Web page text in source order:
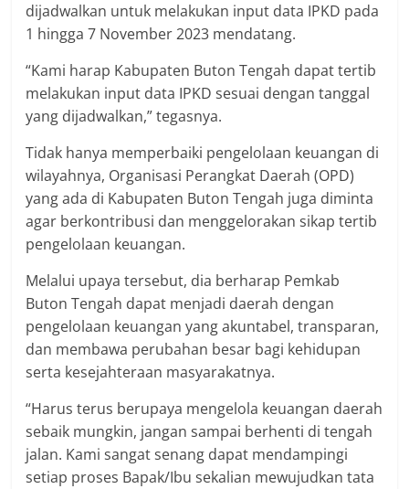
dijadwalkan untuk melakukan input data IPKD pada
1 hingga 7 November 2023 mendatang.
“Kami harap Kabupaten Buton Tengah dapat tertib
melakukan input data IPKD sesuai dengan tanggal
yang dijadwalkan,” tegasnya.
Tidak hanya memperbaiki pengelolaan keuangan di
wilayahnya, Organisasi Perangkat Daerah (OPD)
yang ada di Kabupaten Buton Tengah juga diminta
agar berkontribusi dan menggelorakan sikap tertib
pengelolaan keuangan.
Melalui upaya tersebut, dia berharap Pemkab
Buton Tengah dapat menjadi daerah dengan
pengelolaan keuangan yang akuntabel, transparan,
dan membawa perubahan besar bagi kehidupan
serta kesejahteraan masyarakatnya.
“Harus terus berupaya mengelola keuangan daerah
sebaik mungkin, jangan sampai berhenti di tengah
jalan. Kami sangat senang dapat mendampingi
setiap proses Bapak/Ibu sekalian mewujudkan tata